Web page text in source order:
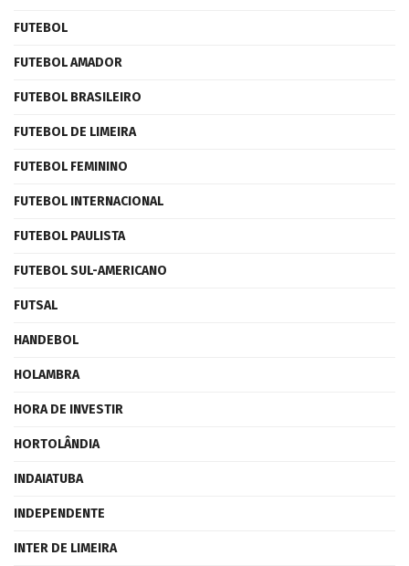
FUTEBOL
FUTEBOL AMADOR
FUTEBOL BRASILEIRO
FUTEBOL DE LIMEIRA
FUTEBOL FEMININO
FUTEBOL INTERNACIONAL
FUTEBOL PAULISTA
FUTEBOL SUL-AMERICANO
FUTSAL
HANDEBOL
HOLAMBRA
HORA DE INVESTIR
HORTOLÂNDIA
INDAIATUBA
INDEPENDENTE
INTER DE LIMEIRA